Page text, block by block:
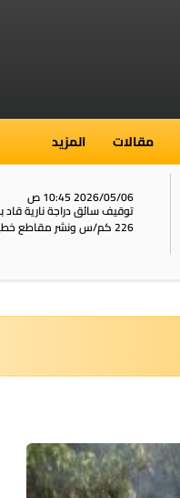
مقالات المزيد
2026/05/06 10:45 ص
توقيف سائق دراجة نارية
226 كم/س ونشر مقاطع خطيرة على الشبكات